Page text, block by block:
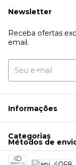
Newsletter
Receba ofertas
email.
Informações
Categorias
Métodos de